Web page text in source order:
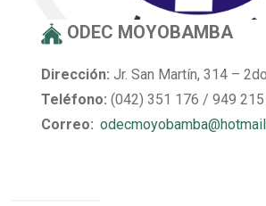
ODEC MOYOBAMBA
Dirección: Jr. San Martín, 314 –
Teléfono: (042) 351 176 / 949
Correo: